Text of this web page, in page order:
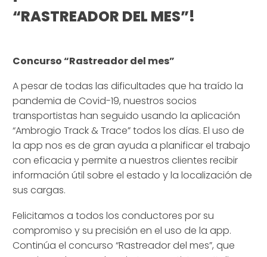
“RASTREADOR DEL MES”!
Concurso “Rastreador del mes”
A pesar de todas las dificultades que ha traído la
pandemia de Covid-19, nuestros socios
transportistas han seguido usando la aplicación
“Ambrogio Track & Trace” todos los días. El uso de
la app nos es de gran ayuda a planificar el trabajo
con eficacia y permite a nuestros clientes recibir
información útil sobre el estado y la localización de
sus cargas.
Felicitamos a todos los conductores por su
compromiso y su precisión en el uso de la app.
Continúa el concurso “Rastreador del mes”, que